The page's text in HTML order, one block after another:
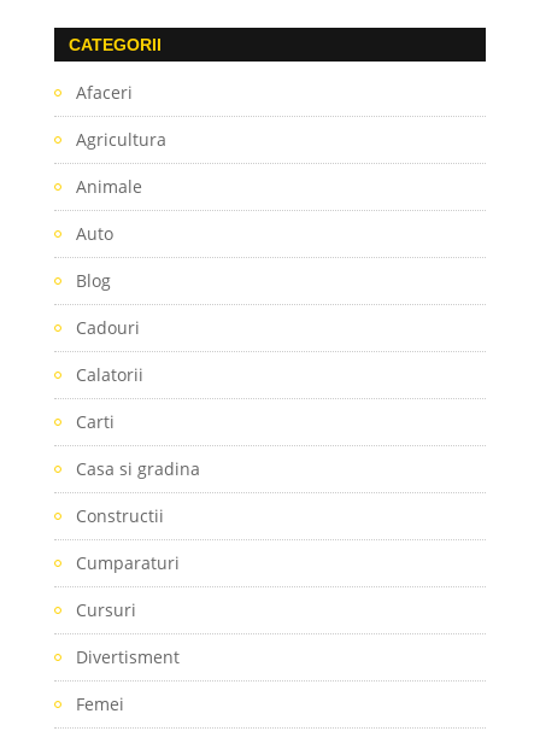
CATEGORII
Afaceri
Agricultura
Animale
Auto
Blog
Cadouri
Calatorii
Carti
Casa si gradina
Constructii
Cumparaturi
Cursuri
Divertisment
Femei